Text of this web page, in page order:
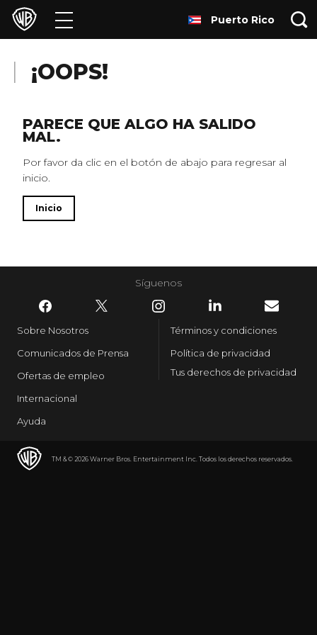
Películas
Franquicias
Colecciones
Noticias
HBO Max
Puerto Rico
¡OOPS!
PARECE QUE ALGO HA SALIDO
MAL.
Por favor da clic en el botón de abajo para regresar al
inicio.
Inicio
TM & © 2026 Warner Bros. Entertainment Inc. Todos los derechos reservados.
Síguenos
Sobre Nosotros
Comunicados de Prensa
Ofertas de empleo
Internacional
Ayuda
Términos y condiciones
Política de privacidad
Tus derechos de privacidad